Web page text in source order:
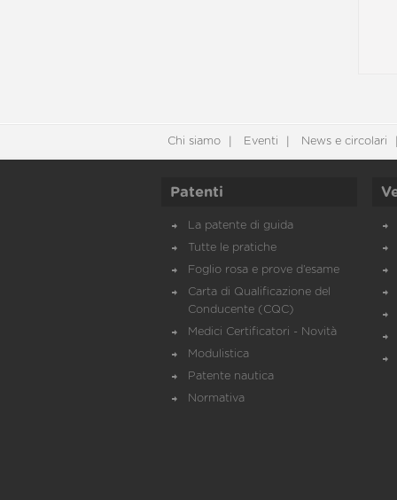
Chi siamo Eventi News e circolari
Patenti
La patente di guida
Tutte le pratiche
Foglio rosa e prove d’esame
Carta di Qualificazione del
Conducente (CQC)
Medici Certificatori - Novità
Modulistica
Patente nautica
Normativa